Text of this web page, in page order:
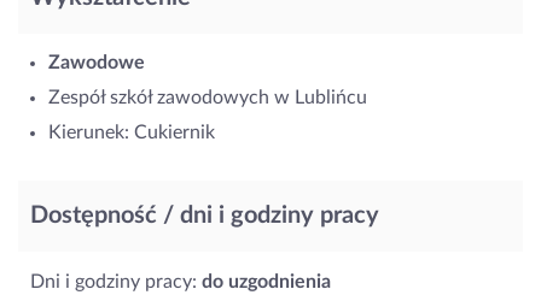
Zawodowe
Zespół szkół zawodowych w Lublińcu
Kierunek: Cukiernik
Dostępność / dni i godziny pracy
Dni i godziny pracy: do uzgodnienia